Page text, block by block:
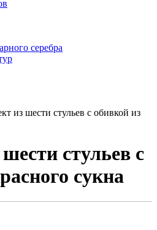
серебра
из шести стульев с обивкой из
стульев с
сукна